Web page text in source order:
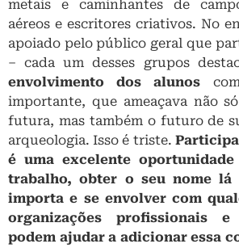
metais e caminhantes de
aéreos e escritores criativos. No
apoiado pelo público geral que
– cada um desses grupos
envolvimento dos alunos
importante, que ameaçava não
futura, mas também o futuro de
arqueologia. Isso é triste.
é uma excelente
trabalho, obter o seu nome lá
importa e se envolver com
organizações profissionais
podem ajudar a adicionar essa